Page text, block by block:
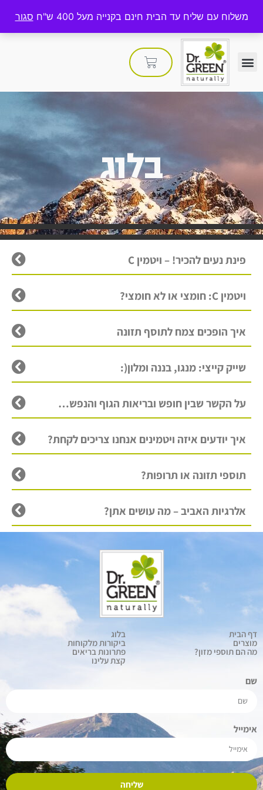
משלוח עם שליח עד הבית חינם בקנייה מעל 400 ש"ח סגור
בלוג
פינת נעים להכיר! – ויטמין C
ויטמין C: חומצי או לא חומצי?
איך הופכים צמח לתוסף תזונה
שייק קייצי: מנגו, בננה ומלון(:
על הקשר שבין חופש ובריאות הגוף והנפש…
איך יודעים איזה ויטמינים אנחנו צריכים לקחת?
תוספי תזונה או תרופות?
אלרגיות האביב – מה עושים אתן?
דף הבית
מוצרים
מה הם תוספי מזון?
בלוג
ביקורות מלקוחות
פתרונות בריאים
קצת עלינו
שם
אימייל
שליחה